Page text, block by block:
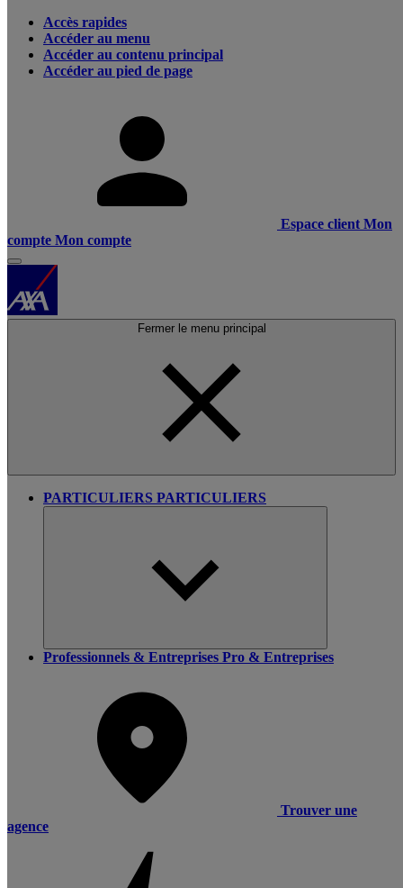
Accès rapides
Accéder au menu
Accéder au contenu principal
Accéder au pied de page
Espace client Mon
compte Mon compte
Fermer le menu principal
PARTICULIERS PARTICULIERS
Professionnels & Entreprises Pro & Entreprises
Trouver une
agence